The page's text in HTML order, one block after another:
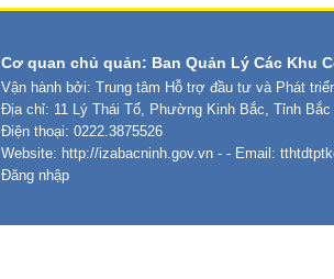
Cơ quan chủ quản: Ban Quản Lý Các Khu
Vận hành bởi: Trung tâm Hỗ trợ đầu tư và Phát
Địa chỉ: 11 Lý Thái Tổ, Phường Kinh Bắc, Tỉnh Bắc
Điện thoại: 0222.3875526
Website: http://izabacninh.gov.vn - - Email:
Đăng nhập